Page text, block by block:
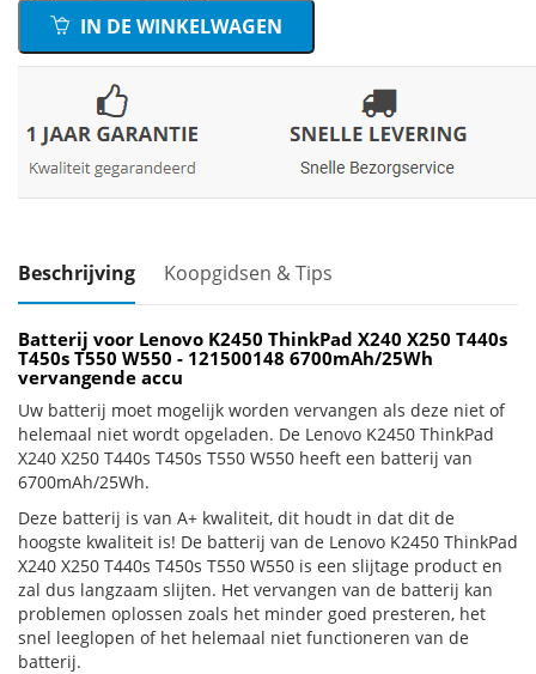
IN DE WINKELWAGEN
Beschrijving Koopgidsen & Tips
Batterij voor Lenovo K2450 ThinkPad X240 X250 T440s
T450s T550 W550 - 121500148 6700mAh/25Wh
vervangende accu
Uw batterij moet mogelijk worden vervangen als deze niet of
helemaal niet wordt opgeladen. De Lenovo K2450 ThinkPad
X240 X250 T440s T450s T550 W550 heeft een batterij van
6700mAh/25Wh.
Deze batterij is van A+ kwaliteit, dit houdt in dat dit de
hoogste kwaliteit is! De batterij van de Lenovo K2450 ThinkPad
X240 X250 T440s T450s T550 W550 is een slijtage product en
zal dus langzaam slijten. Het vervangen van de batterij kan
problemen oplossen zoals het minder goed presteren, het
snel leeglopen of het helemaal niet functioneren van de
batterij.